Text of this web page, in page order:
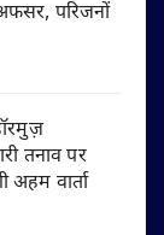
परिजनों
तनाव पर
अहम वार्ता